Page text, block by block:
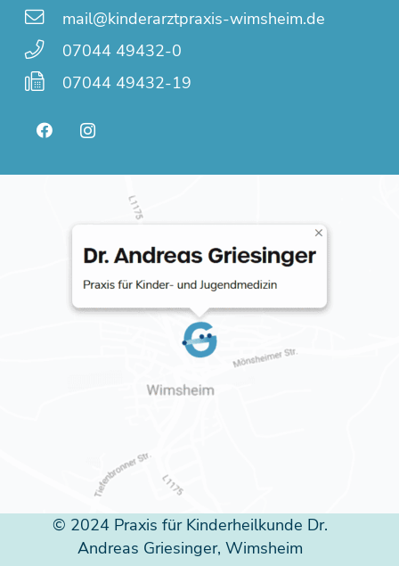
mail@kinderarztpraxis-wimsheim.de
07044 49432-0
07044 49432-19
© 2024 Praxis für Kinderheilkunde Dr.
Andreas Griesinger, Wimsheim